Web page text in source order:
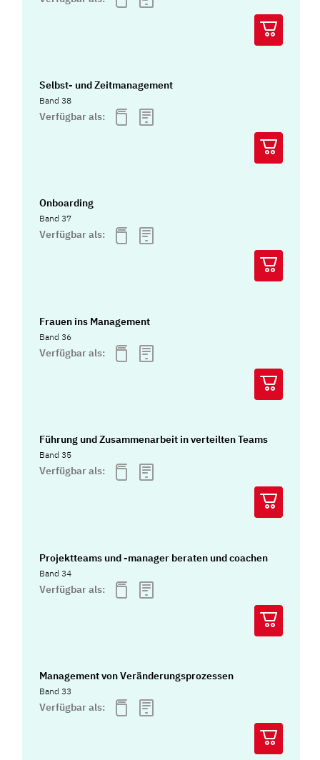
Selbst- und Zeitmanagement
Band 38
Verfügbar als:
Onboarding
Band 37
Verfügbar als:
Frauen ins Management
Band 36
Verfügbar als:
Führung und Zusammenarbeit in verteilten Teams
Band 35
Verfügbar als:
Projektteams und -manager beraten und coachen
Band 34
Verfügbar als:
Management von Veränderungsprozessen
Band 33
Verfügbar als: